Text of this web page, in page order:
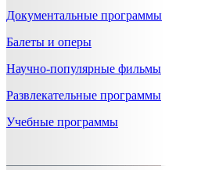
Документальные программы
Балеты и оперы
Научно-популярные фильмы
Развлекательные программы
Учебные программы